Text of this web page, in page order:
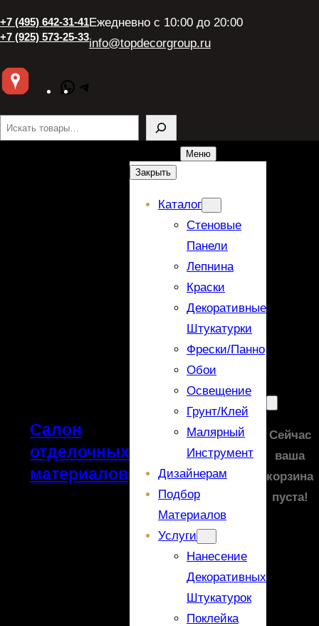
+7 (495) 642-31-41
+7 (925) 573-25-33
Ежедневно с 10:00 до 20:00
info@topdecorgroup.ru
WhatsApp
Поиск
Салон
отделочных
материалов
Меню
Закрыть
Каталог
Стеновые
Панели
Лепнина
Краски
Декоративные
Штукатурки
Фрески/панно
Обои
Освещение
Грунт/Клей
Малярный
Инструмент
Дизайнерам
Подбор
Материалов
Услуги
Нанесение
Декоративных
Штукатурок
Поклейка
Сейчас
ваша
корзина
пуста!